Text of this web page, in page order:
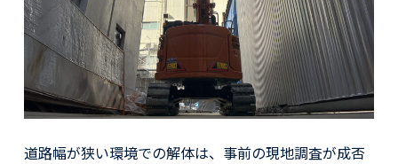
道路幅が狭い環境での解体は、事前の現地調査が成否